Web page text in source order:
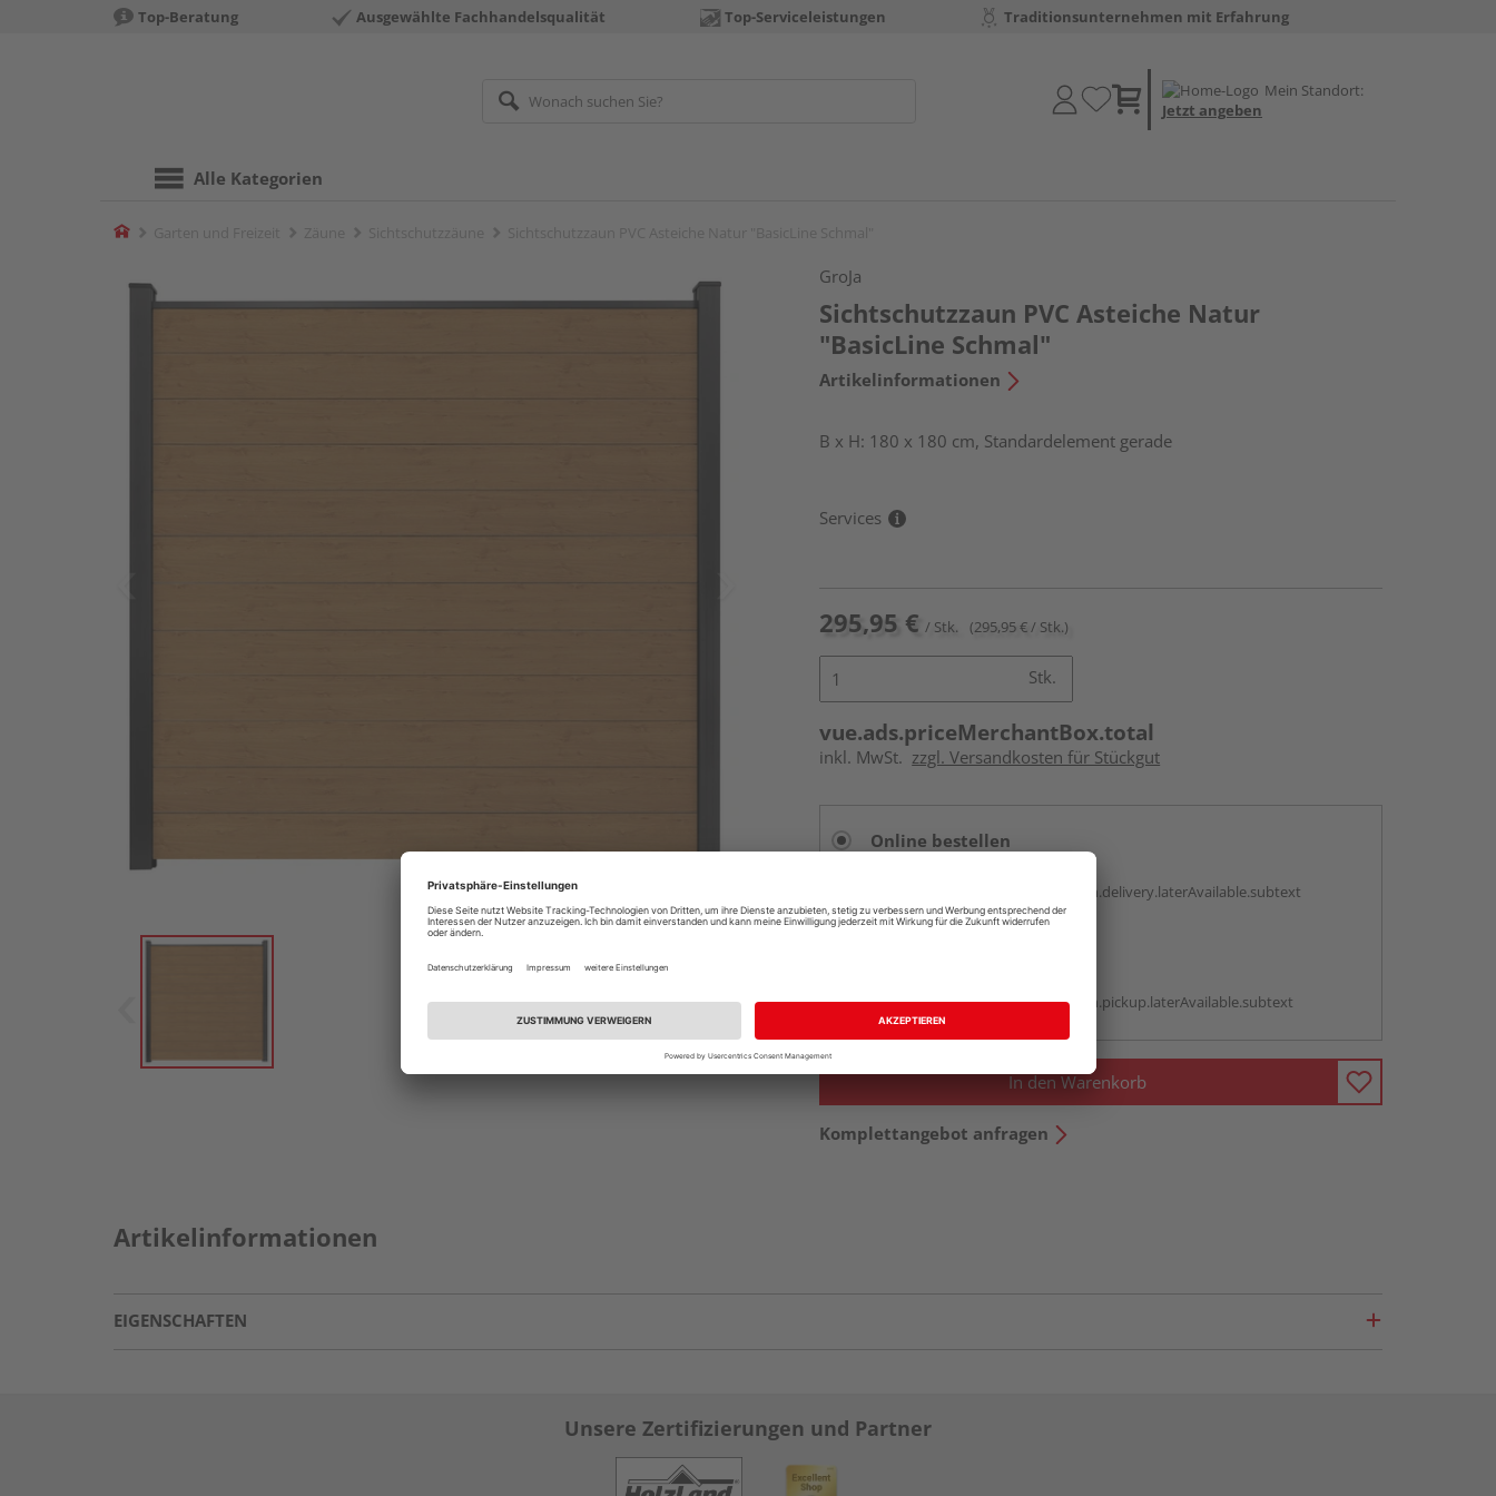
Top-Beratung Ausgewählte Fachhandelsqualität Top-Serviceleistungen Traditionsunternehmen mit Erfahrung
Mein Standort:
Jetzt angeben
Alle Kategorien
Home
GroJa
Sichtschutzzaun PVC Asteiche Natur
"BasicLine Schmal"
Artikelinformationen
B x H: 180 x 180 cm, Standardelement gerade
Services
295,95 € / Stk. (295,95 € / Stk.)
Stk.
vue.ads.priceMerchantBox.total
inkl. MwSt. zzgl. Versandkosten für Stückgut
Online bestellen
vue.ads.priceMerchantBox.option.delivery.laterAvailable.subtext
vue.ads.priceMerchantBox.option.pickup.laterAvailable.subtext
In den Warenkorb
Komplettangebot anfragen
Artikelinformationen
EIGENSCHAFTEN
Unsere Zertifizierungen und Partner